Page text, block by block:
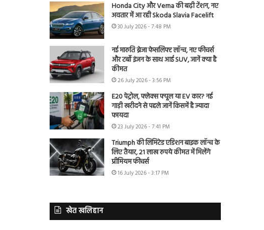
Honda City और Verna की बढ़ी टेंशन, नए
अवतार में आ रही Skoda Slavia Facelift
30 July 2026 - 7:48 PM
नई मारुति ब्रेजा फेसलिफ्ट लॉन्च, नए फीचर्स
और टर्बो इंजन के साथ आई SUV, जानें क्या है
कीमत
26 July 2026 - 3:56 PM
E20 पेट्रोल, फ्लेक्स फ्यूल या EV कार? नई
गाड़ी खरीदने से पहले जानें किसमें है ज्यादा
फायदा
23 July 2026 - 7:41 PM
Triumph की लिमिटेड एडिशन बाइक लॉन्च के
लिए तैयार, 21 लाख रुपये कीमत में मिलेंगे
प्रीमियम फीचर्स
16 July 2026 - 3:17 PM
खेत खलिहान